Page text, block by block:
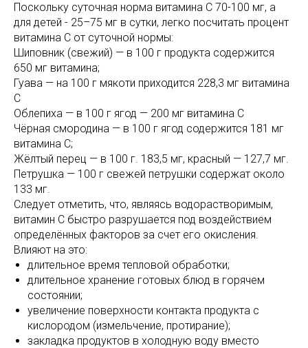
Поскольку суточная норма витамина С 70-100 мг, а
для детей - 25–75 мг в сутки, легко посчитать процент
витамина С от суточной нормы:
Шиповник (свежий) — в 100 г продукта содержится
650 мг витамина;
Гуава — на 100 г мякоти приходится 228,3 мг витамина
С
Облепиха — в 100 г ягод — 200 мг витамина С
Чёрная смородина — в 100 г ягод содержится 181 мг
витамина С;
Жёлтый перец — в 100 г. 183,5 мг, красный — 127,7 мг.
Петрушка — 100 г свежей петрушки содержат около
133 мг.
Следует отметить, что, являясь водорастворимым,
витамин С быстро разрушается под воздействием
определённых факторов за счет его окисления.
Влияют на это:
длительное время тепловой обработки;
длительное хранение готовых блюд в горячем
состоянии;
увеличение поверхности контакта продукта с
кислородом (измельчение, протирание);
закладка продуктов в холодную воду вместо